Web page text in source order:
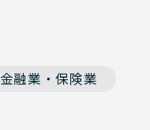
金融業・保険業